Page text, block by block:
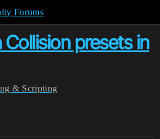
Forums
presets in
& Scripting